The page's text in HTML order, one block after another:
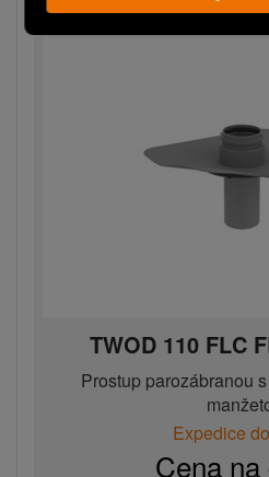
TWOD 110 FLC
Prostup parozábranou
Expedice
Cena na